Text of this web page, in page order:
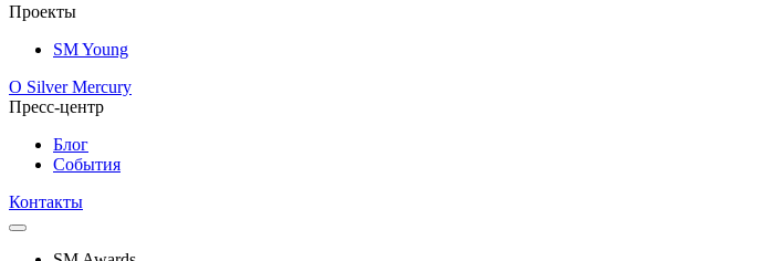
Проекты
SM Young
О Silver Mercury
Пресс-центр
Блог
События
Контакты